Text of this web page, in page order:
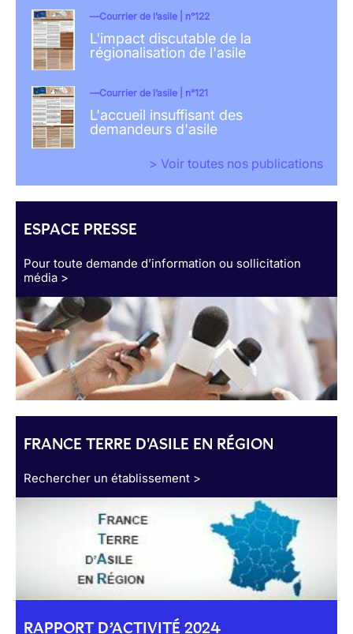
Courrier de l’asile | n°122
L'impact discutable de la
régionalisation de l'asile
Courrier de l’asile | n°121
L'accueil insuffisant des
demandeurs d'asile
> Voir toutes nos publications
ESPACE PRESSE
Pour toute demande d’information ou sollicitation
média >
FRANCE TERRE D'ASILE EN RÉGION
Rechercher un établissement >
RAPPORT D’ACTIVITÉ 2024